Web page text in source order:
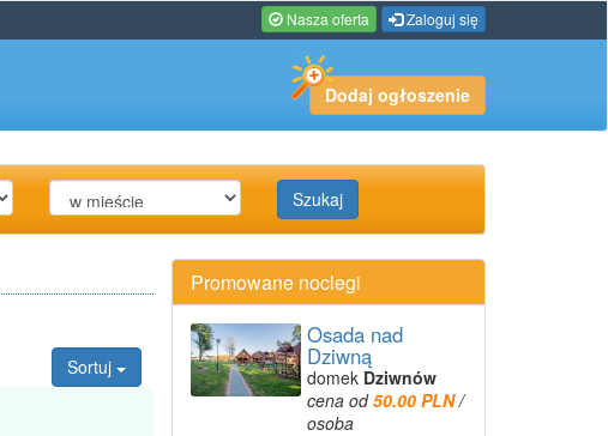
Nasza oferta Zaloguj się
Dodaj ogłoszenie
Szukaj
Sortuj
Promowane noclegi
Osada nad
Dziwną
domek Dziwnów
cena od50.00 PLN/
osoba